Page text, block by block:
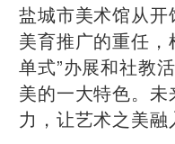
盐城市美术馆从开
美育推广的重任
单式”办展和社教
美的一大特色。
力，让艺术之美融